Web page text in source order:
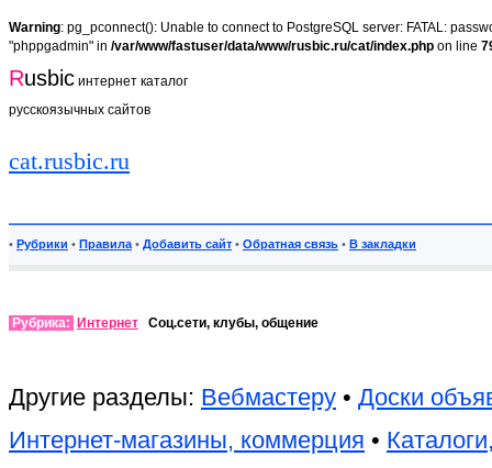
Warning: pg_pconnect(): Unable to connect to PostgreSQL server: FATAL:
"phppgadmin" in /var/www/fastuser/data/www/rusbic.ru/cat/index.php on line
Rusbic интернет каталог
русскоязычных сайтов
cat.rusbic.ru
• Рубрики • Правила • Добавить сайт • Обратная связь • В закладки
Рубрика: Интернет Соц.сети, клубы, общение
Другие разделы: Вебмастеру • Доски
Интернет-магазины, коммерция •